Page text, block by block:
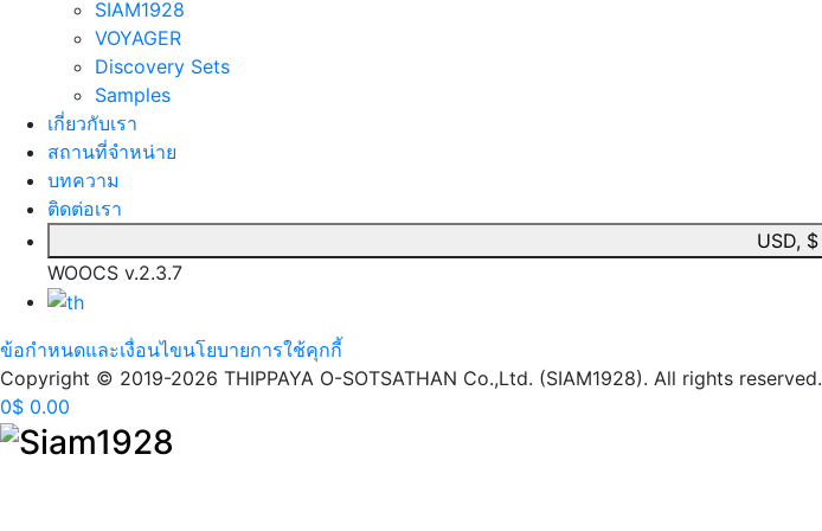
SIAM1928
VOYAGER
Discovery Sets
Samples
เกี่ยวกับเรา
สถานที่จำหน่าย
บทความ
ติดต่อเรา
USD, $
WOOCS v.2.3.7
ข้อกำหนดและเงื่อนไขนโยบายการใช้คุกกี้
Copyright © 2019-2026 THIPPAYA O-SOTSATHAN Co.,Ltd. (SIAM1928). All rights reserved.
0$ 0.00